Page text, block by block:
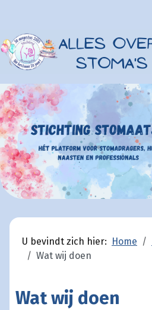
U bevindt zich hier: Home
Wat wij doen
Wat wij doen